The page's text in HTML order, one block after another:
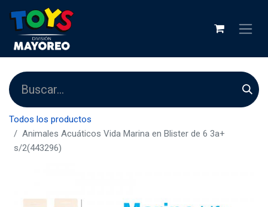
Todos los productos
Animales Acuáticos Vida Marina en Blister de 6 3a+
s/2(443296)